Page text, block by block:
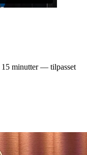
minutter — tilpasset